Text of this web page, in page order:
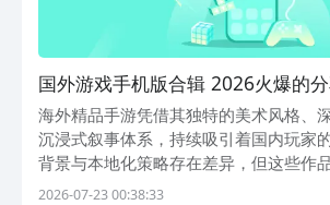
国外游戏手机版合辑 2026火爆的
高热度、高可玩性海外手游精选
海外精品手游凭借其独特的美术风格、
沉浸式叙事体系，持续吸引着国内玩家
背景与本地化策略存在差异，但这些作
面表现及系统设计层面均展现出国际一
2026-07-23 00:38:33